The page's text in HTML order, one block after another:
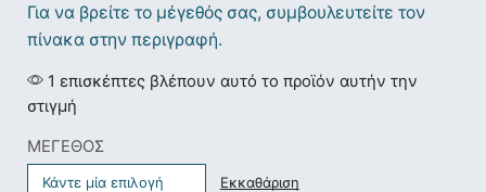
Για να βρείτε το μέγεθός σας, συμβουλευτείτε τον
πίνακα στην περιγραφή.
1 επισκέπτες βλέπουν αυτό το προϊόν αυτήν την
στιγμή
ΜΕΓΕΘΟΣ
Εκκαθάριση